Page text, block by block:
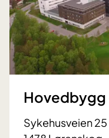
Hovedbygg
Sykehusveien 25